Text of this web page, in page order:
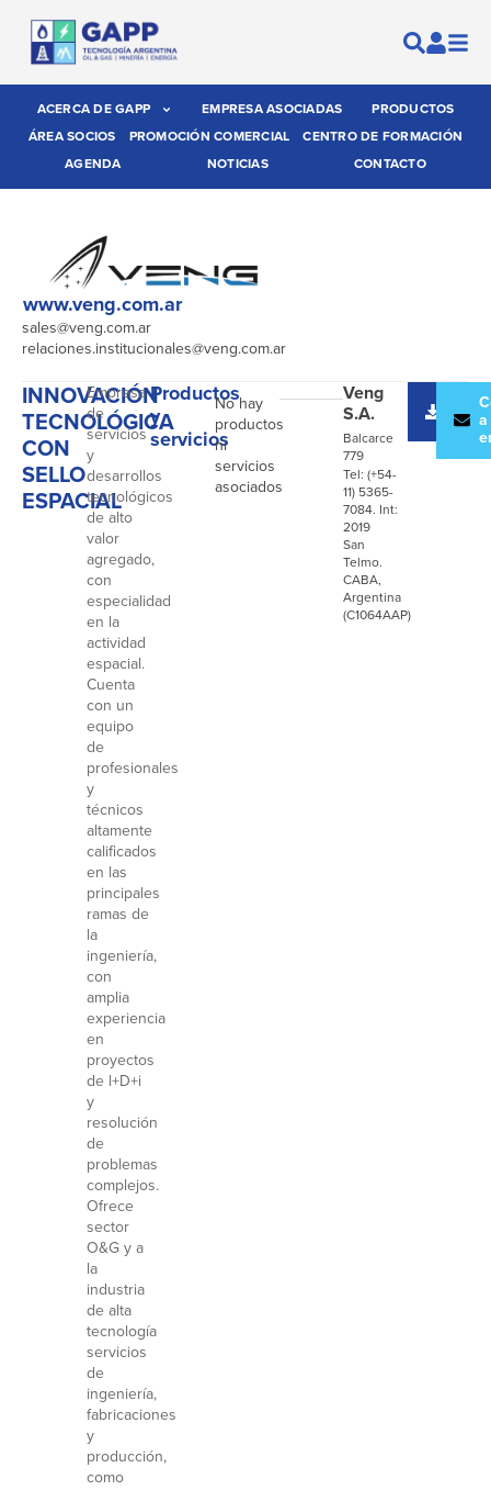
ACERCA DE GAPP EMPRESA ASOCIADAS
PRODUCTOS
ÁREA SOCIOS
PROMOCIÓN COMERCIAL
CENTRO DE FORMACIÓN
AGENDA
NOTICIAS CONTACTO
www.veng.com.ar
sales@veng.com.ar
relaciones.institucionales@veng.com.ar
INNOVACIÓN
TECNOLÓGICA
CON
SELLO
ESPACIAL
Empresa
de
servicios
y
desarrollos
tecnológicos
de alto
valor
agregado,
con
especialidad
en la
actividad
espacial.
Cuenta
con un
equipo
de
profesionales
y
técnicos
altamente
calificados
en las
principales
ramas de
la
ingeniería,
con
amplia
experiencia
en
proyectos
de l+D+i
y
resolución
de
problemas
complejos.
Ofrece
sector
O&G y a
la
industria
de alta
tecnología
servicios
de
ingeniería,
fabricaciones
y
producción,
como
Productos
y
servicios
No hay
productos
ni
servicios
asociados
Veng
S.A.
Balcarce
779
Tel: (+54-
11) 5365-
7084. Int:
2019
San
Telmo.
CABA,
Argentina
(C1064AAP)